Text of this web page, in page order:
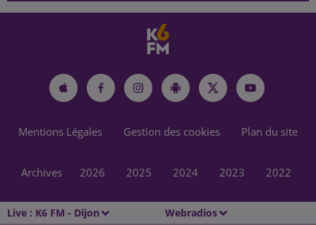
Live : K6 FM - Dijon Webradios
Mentions Légales Gestion des cookies Plan du site
Archives 2026 2025 2024 2023 2022